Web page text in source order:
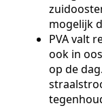
mogelijk
PVA valt
ook in
op de